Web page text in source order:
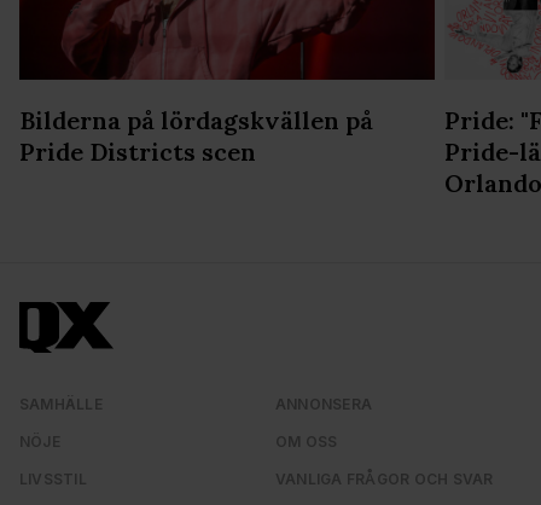
Bilderna på lördagskvällen på
Pride Districts scen
Pride:
Pride-
Orlando
SAMHÄLLE
NÖJE
LIVSSTIL
ANNONSERA
OM OSS
VANLIGA FRÅGOR OCH SVAR